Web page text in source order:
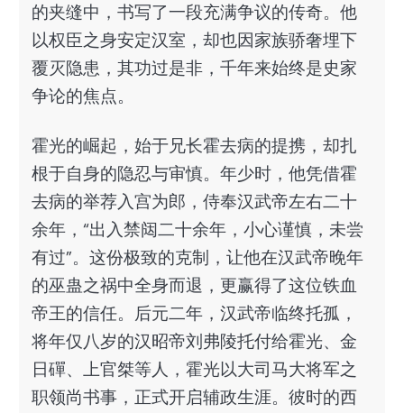
的夹缝中，书写了一段充满争议的传奇。他
以权臣之身安定汉室，却也因家族骄奢埋下
覆灭隐患，其功过是非，千年来始终是史家
争论的焦点。
霍光的崛起，始于兄长霍去病的提携，却扎
根于自身的隐忍与审慎。年少时，他凭借霍
去病的举荐入宫为郎，侍奉汉武帝左右二十
余年，“出入禁闼二十余年，小心谨慎，未尝
有过”。这份极致的克制，让他在汉武帝晚年
的巫蛊之祸中全身而退，更赢得了这位铁血
帝王的信任。后元二年，汉武帝临终托孤，
将年仅八岁的汉昭帝刘弗陵托付给霍光、金
日磾、上官桀等人，霍光以大司马大将军之
职领尚书事，正式开启辅政生涯。彼时的西